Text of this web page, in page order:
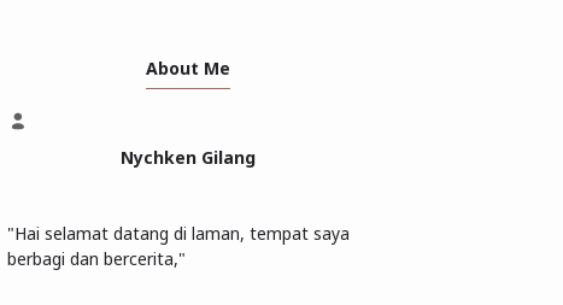
About Me
Nychken Gilang
"Hai selamat datang di laman, tempat saya
berbagi dan bercerita,"